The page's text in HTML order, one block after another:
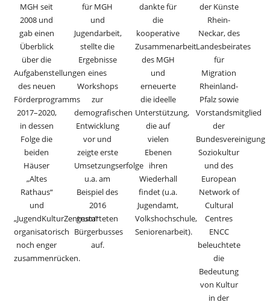
MGH seit
2008 und
gab einen
Überblick
über die
Aufgabenstellungen
des neuen
Förderprogramms
2017–2020,
in dessen
Folge die
beiden
Häuser
„Altes
Rathaus“
und
„JugendKulturZentrum“
organisatorisch
noch enger
zusammenrücken.
für MGH
und
Jugendarbeit,
stellte die
Ergebnisse
eines
Workshops
zur
demografischen
Entwicklung
vor und
zeigte erste
Umsetzungserfolge
u.a. am
Beispiel des
2016
gestarteten
Bürgerbusses
auf.
dankte für
die
kooperative
Zusammenarbeit
des MGH
und
erneuerte
die ideelle
Unterstützung,
die auf
vielen
Ebenen
ihren
Wiederhall
findet (u.a.
Jugendamt,
Volkshochschule,
Seniorenarbeit).
der Künste
Rhein-
Neckar, des
Landesbeirates
für
Migration
Rheinland-
Pfalz sowie
Vorstandsmitglied
der
Bundesvereinigung
Soziokultur
und des
European
Network of
Cultural
Centres
ENCC
beleuchtete
die
Bedeutung
von Kultur
in der